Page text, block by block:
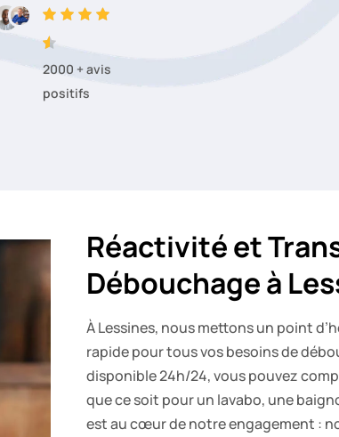
2000 + avis
positifs
Réactivité et
Débouchage à
À Lessines, nous mettons un point
rapide pour tous vos besoins de
disponible 24h/24, vous pouvez
que ce soit pour un lavabo, une
est au cœur de notre engagement :